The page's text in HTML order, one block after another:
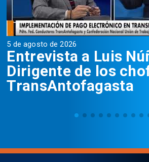
5 de agosto de 2026
Entrevista a Luis
Dirigente de los
TransAntofagasta